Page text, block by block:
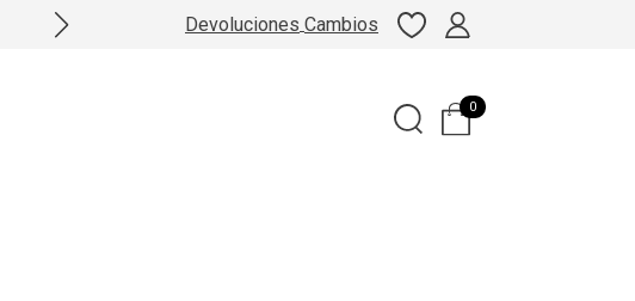
Devoluciones Cambios
0